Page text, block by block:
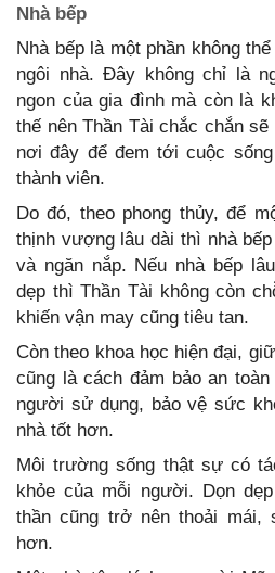
Nhà bếp
Nhà bếp là một phần không
ngôi nhà. Đây không chỉ là
ngon của gia đình mà còn là
thế nên Thần Tài chắc chắn
nơi đây để đem tới cuộc
thành viên.
Do đó, theo phong thủy, để
thịnh vượng lâu dài thì nhà
và ngăn nắp. Nếu nhà bếp
dẹp thì Thần Tài không còn
khiến vận may cũng tiêu tan.
Còn theo khoa học hiện đại,
cũng là cách đảm bảo an
người sử dụng, bảo vệ sức
nhà tốt hơn.
Môi trường sống thật sự có
khỏe của mỗi người. Dọn
thần cũng trở nên thoải mái,
hơn.